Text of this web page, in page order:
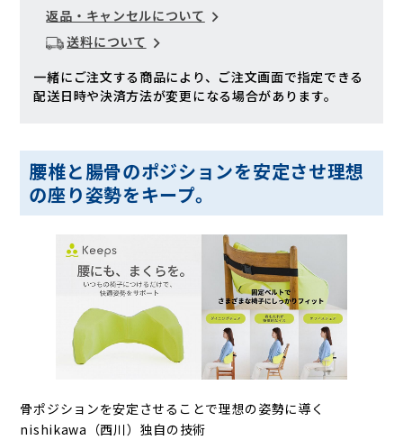
返品・キャンセルについて
送料について
一緒にご注文する商品により、ご注文画面で指定できる
配送日時や決済方法が変更になる場合があります。
腰椎と腸骨のポジションを安定させ理想
の座り姿勢をキープ。
骨ポジションを安定させることで理想の姿勢に導く
nishikawa（西川）独自の技術